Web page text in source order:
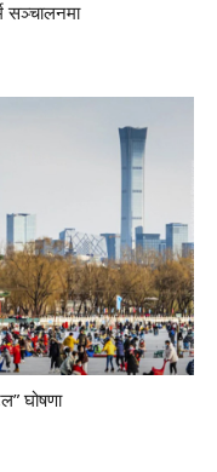
सञ्चालनमा
घोषणा